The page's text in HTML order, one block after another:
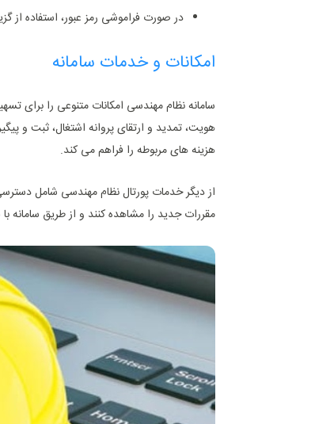
در صورت فراموشی رمز عبور، استفاده از
امکانات و خدمات سامانه
سامانه نظام مهندسی امکانات متنوعی را برای
هویت، تمدید و ارتقای پروانه اشتغال، ثبت و
هزینه‌ های مربوطه را فراهم می‌ کند.
از دیگر خدمات پورتال نظام مهندسی شامل
مقررات جدید را مشاهده کنند و از طریق سامانه